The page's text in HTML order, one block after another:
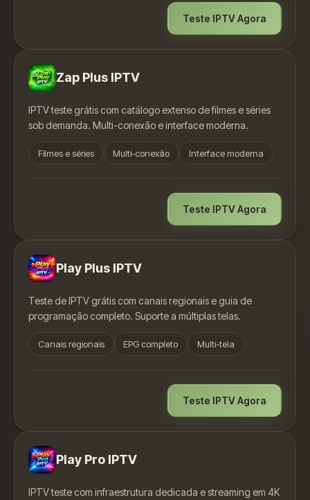
Teste IPTV Agora
Zap Plus IPTV
IPTV teste grátis com catálogo extenso de filmes e séries
sob demanda. Multi-conexão e interface moderna.
Filmes e séries Multi-conexão Interface moderna
Teste IPTV Agora
Play Plus IPTV
Teste de IPTV grátis com canais regionais e guia de
programação completo. Suporte a múltiplas telas.
Canais regionais EPG completo Multi-tela
Teste IPTV Agora
Play Pro IPTV
IPTV teste com infraestrutura dedicada e streaming em 4K